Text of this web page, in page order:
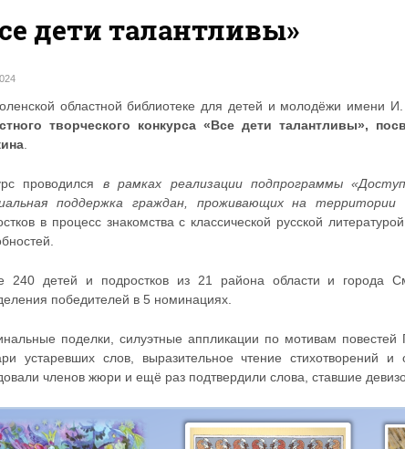
дети талантливы»
областной библиотеке для детей и молодёжи имени
творческого конкурса «Все дети талантливы»,
проводился в рамках реализации подпрограммы
поддержка граждан, проживающих на территории
в процесс знакомства с классической русской
240 детей и подростков из 21 района области и города
победителей в 5 номинациях.
поделки, силуэтные аппликации по мотивам
устаревших слов, выразительное чтение стихотворений и
членов жюри и ещё раз подтвердили слова, ставшие